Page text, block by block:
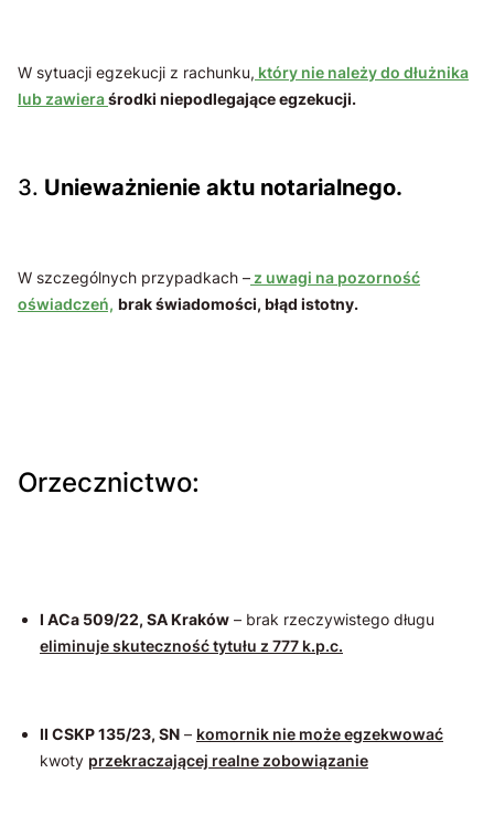
W sytuacji egzekucji z rachunku, który nie należy do dłużnika
lub zawieraśrodki niepodlegające egzekucji.
Unieważnienie aktu notarialnego.
W szczególnych przypadkach – z uwagi na pozorność
oświadczeń, brak świadomości, błąd istotny.
Orzecznictwo:
I ACa 509/22, SA Kraków – brak rzeczywistego długu
eliminuje skuteczność tytułu z 777 k.p.c.
II CSKP 135/23, SN – komornik nie może egzekwować
kwoty przekraczającej realne zobowiązanie